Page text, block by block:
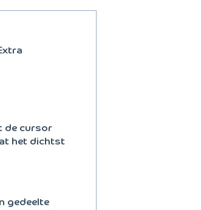
de cursor
het dichtst
gedeelte